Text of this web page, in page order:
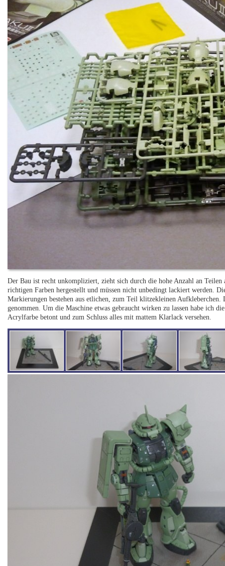
Der Bau ist recht unkompliziert, zieht sich durch die hohe Anzahl an
richtigen Farben hergestellt und müssen nicht unbedingt lackiert werden.
Markierungen bestehen aus etlichen, zum Teil klitzekleinen
genommen. Um die Maschine etwas gebraucht wirken zu lassen habe ich
Acrylfarbe betont und zum Schluss alles mit mattem Klarlack versehen.